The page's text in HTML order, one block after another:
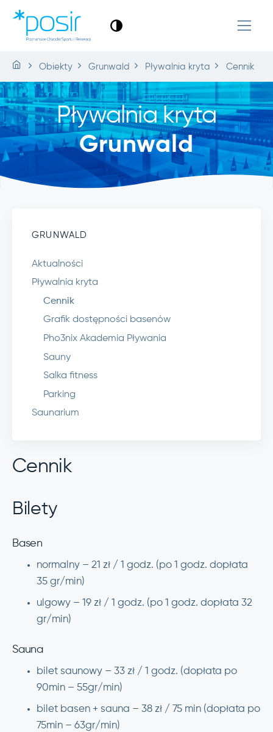
Obiekty Grunwald Pływalnia kryta Cennik
Pływalnia kryta
Grunwald
GRUNWALD
Aktualności
Pływalnia kryta
Cennik
Grafik dostępności basenów
Pho3nix Akademia Pływania
Sauny
Salka fitness
Parking
Saunarium
Cennik
Bilety
Basen
normalny – 21 zł / 1 godz. (po 1 godz. dopłata
35 gr/min)
ulgowy – 19 zł / 1 godz. (po 1 godz. dopłata 32
gr/min)
Sauna
bilet saunowy – 33 zł / 1 godz. (dopłata po
90min – 55gr/min)
bilet basen + sauna – 38 zł / 75 min (dopłata po
75min – 63gr/min)